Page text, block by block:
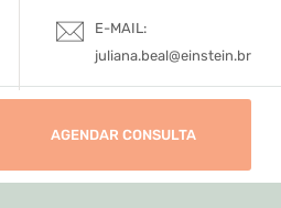
E-MAIL:
juliana.beal@einstein.br
AGENDAR CONSULTA